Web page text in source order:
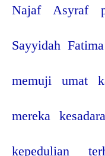
Najaf Asyraf
Sayyidah
memuji umat
mereka
kepedulian